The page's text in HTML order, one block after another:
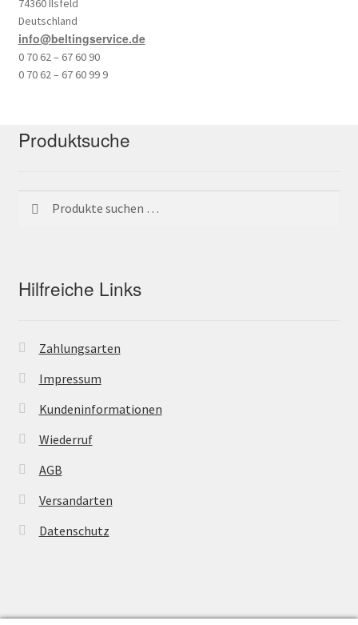
74360 Ilsfeld
Deutschland
info@beltingservice.de
0 70 62 – 67 60 90
0 70 62 – 67 60 99 9
Produktsuche
nach:
Suchen
Hilfreiche Links
Zahlungsarten
Impressum
Kundeninformationen
Wiederruf
AGB
Versandarten
Datenschutz